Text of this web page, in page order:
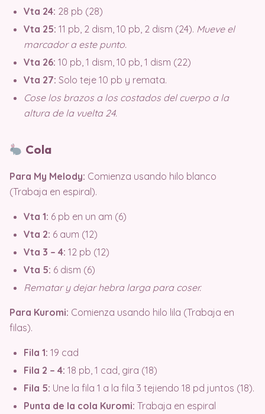
Vta 24: 28 pb (28)
Vta 25: 11 pb, 2 dism, 10 pb, 2 dism (24). Mueve el
marcador a este punto.
Vta 26: 10 pb, 1 dism, 10 pb, 1 dism (22)
Vta 27: Solo teje 10 pb y remata.
Cose los brazos a los costados del cuerpo a la
altura de la vuelta 24.
Cola
Para My Melody: Comienza usando hilo blanco
(Trabaja en espiral).
Vta 1: 6 pb en un am (6)
Vta 2: 6 aum (12)
Vta 3 – 4: 12 pb (12)
Vta 5: 6 dism (6)
Rematar y dejar hebra larga para coser.
Para Kuromi: Comienza usando hilo lila (Trabaja en
filas).
Fila 1: 19 cad
Fila 2 – 4: 18 pb, 1 cad, gira (18)
Fila 5: Une la fila 1 a la fila 3 tejiendo 18 pd juntos (18).
Punta de la cola Kuromi: Trabaja en espiral